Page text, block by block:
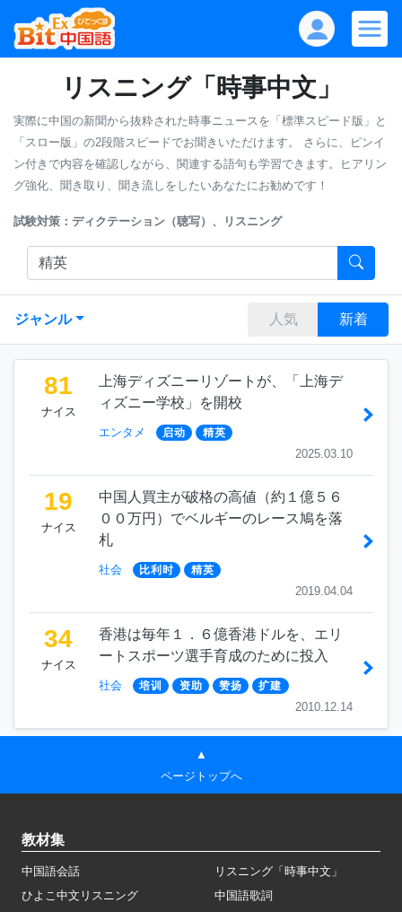
リスニング「時事中文」
実際に中国の新聞から抜粋された時事ニュースを「標準スピード版」と
「スロー版」の2段階スピードでお聞きいただけます。
さらに、ピンイ
ン付きで内容を確認しながら、関連する語句も学習できます。ヒアリン
グ強化、聞き取り、聞き流しをしたいあなたにお勧めです！
試験対策：ディクテーション（聴写）、リスニング
ジャンル 人気 新着
81
ナイス
上海ディズニーリゾートが、「上海デ
ィズニー学校」を開校
エンタメ 启动 精英
2025.03.10
19
ナイス
中国人買主が破格の高値（約１億５６
００万円）でベルギーのレース鳩を落
札
社会 比利时 精英
2019.04.04
34
ナイス
香港は毎年１．６億香港ドルを、エリ
ートスポーツ選手育成のために投入
社会 培训 资助 赞扬 扩建
2010.12.14
▲
ページトップへ
教材集
中国語会話
リスニング「時事中文」
ひよこ中文リスニング
中国語歌詞